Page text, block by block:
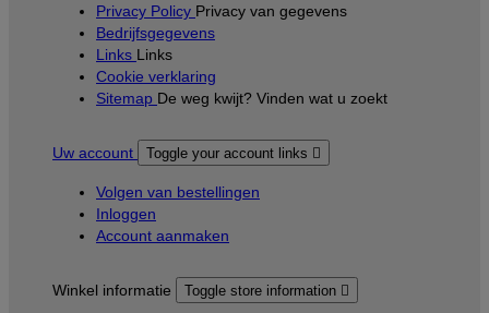
Privacy Policy Privacy van gegevens
Bedrijfsgegevens
Links Links
Cookie verklaring
Sitemap De weg kwijt? Vinden wat u zoekt
Uw account Toggle your account links 
Volgen van bestellingen
Inloggen
Account aanmaken
Winkel informatie Toggle store information 